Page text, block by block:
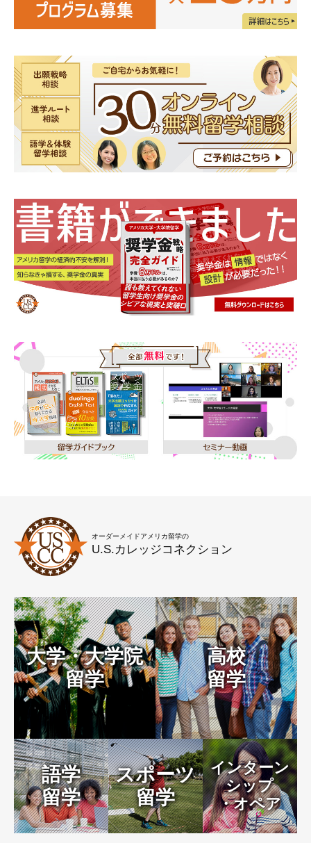
オーダーメイドアメリカ留学の
U.S.カレッジコネクション
大学・大学院
留学
高校
留学
語学
留学
スポーツ
留学
インターン
シップ
・オペア